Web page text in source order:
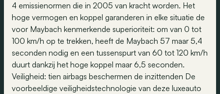
4 emissienormen die in 2005 van kracht worden. Het
hoge vermogen en koppel garanderen in elke situatie de
voor Maybach kenmerkende superioriteit: om van 0 tot
100 km/h op te trekken, heeft de Maybach 57 maar 5,4
seconden nodig en een tussenspurt van 60 tot 120 km/h
duurt dankzij het hoge koppel maar 6,5 seconden.
Veiligheid: tien airbags beschermen de inzittenden De
voorbeeldige veiligheidstechnologie van deze luxeauto